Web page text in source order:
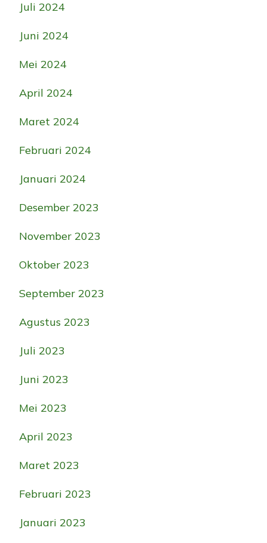
Juli 2024
Juni 2024
Mei 2024
April 2024
Maret 2024
Februari 2024
Januari 2024
Desember 2023
November 2023
Oktober 2023
September 2023
Agustus 2023
Juli 2023
Juni 2023
Mei 2023
April 2023
Maret 2023
Februari 2023
Januari 2023